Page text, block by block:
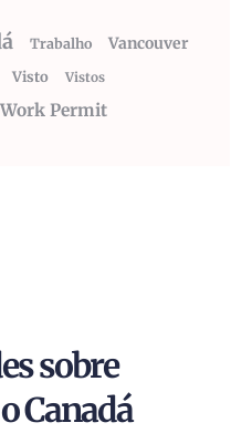
Trabalho Vancouver
Visto Vistos
Work Permit
sobre
Canadá